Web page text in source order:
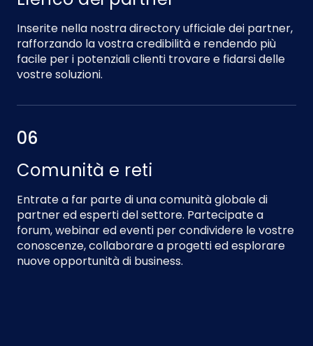
Inserite nella nostra directory ufficiale dei partner,
rafforzando la vostra credibilità e rendendo più
facile per i potenziali clienti trovare e fidarsi delle
vostre soluzioni.
06
Comunità e reti
Entrate a far parte di una comunità globale di
partner ed esperti del settore. Partecipate a
forum, webinar ed eventi per condividere le vostre
conoscenze, collaborare a progetti ed esplorare
nuove opportunità di business.